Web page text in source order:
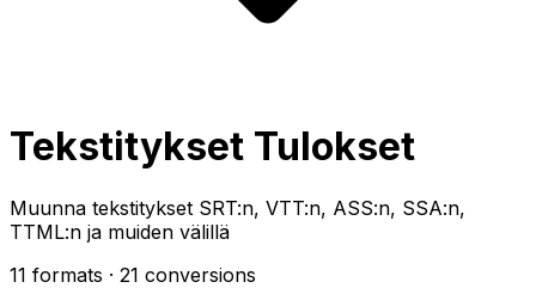
Tekstitykset Tulokset
Muunna tekstitykset SRT:n, VTT:n, ASS:n, SSA:n,
TTML:n ja muiden välillä
11 formats · 21 conversions